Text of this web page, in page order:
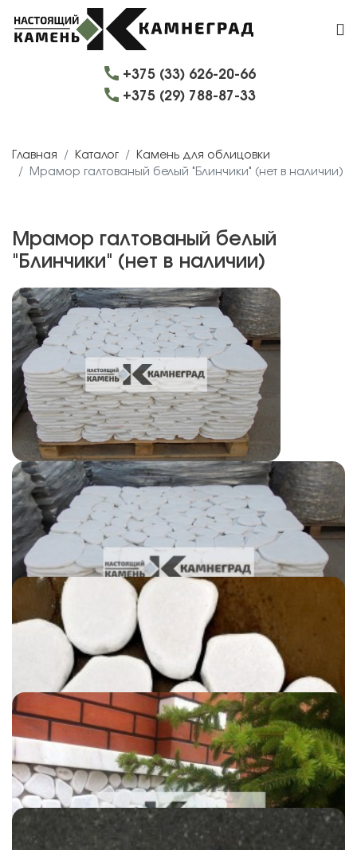
+375 (33) 626-20-66
+375 (29) 788-87-33
Главная Каталог
Камень для облицовки
Мрамор галтованый белый "Блинчики" (нет в наличии)
Мрамор галтованый белый
"Блинчики" (нет в наличии)